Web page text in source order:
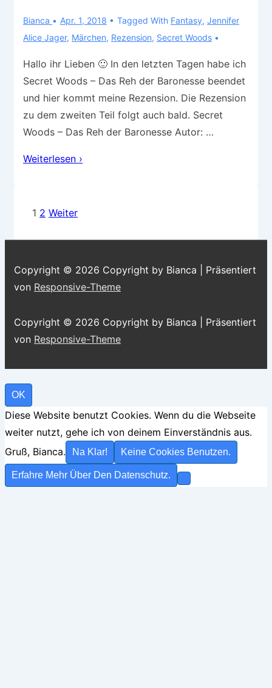
Bianca Apr. 1, 2018 Tagged With Fantasy, Jennifer
Alice Jager, Märchen, Rezension, Secret Woods
Hallo ihr Lieben 🙂 In den letzten Tagen habe ich
Secret Woods – Das Reh der Baronesse beendet
und hier kommt meine Rezension. Die Rezension
zu dem zweiten Teil folgt auch bald. Secret
Woods – Das Reh der Baronesse Autor: …
Rezension
Woods
Weiterlesen ›
Seitennummerierung
der
1 2 Weiter
Copyright © 2026 Copyright by Bianca
| Präsentiert
von Responsive-Theme
Copyright © 2026 Copyright by Bianca
| Präsentiert
von Responsive-Theme
OK
Diese Website benutzt Cookies. Wenn du die Webseite
weiter nutzt, gehe ich von deinem Einverständnis aus.
Gruß, Bianca.
Na Klar! Keine Cookies Benutzen.
Erfahre Mehr Über Den Datenschutz.